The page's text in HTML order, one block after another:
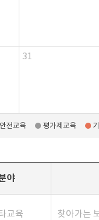
31
전교육 평가제교육
야
교육 찾아가는